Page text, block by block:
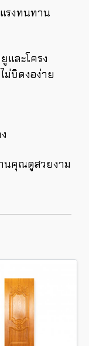
รงทนทาน
และโครง
ม่บิดงอง่าย
นคุณดูสวยงาม